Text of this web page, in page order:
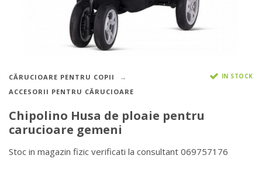
CĂRUCIOARE PENTRU COPII
ACCESORII PENTRU CĂRUCIOARE
IN STOCK
Chipolino Husa de ploaie pentru
carucioare gemeni
Stoc in magazin fizic verificati la consultant 069757176